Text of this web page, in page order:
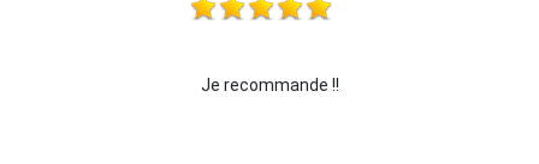
je recommande cette entreprise les yeux fermés !!!